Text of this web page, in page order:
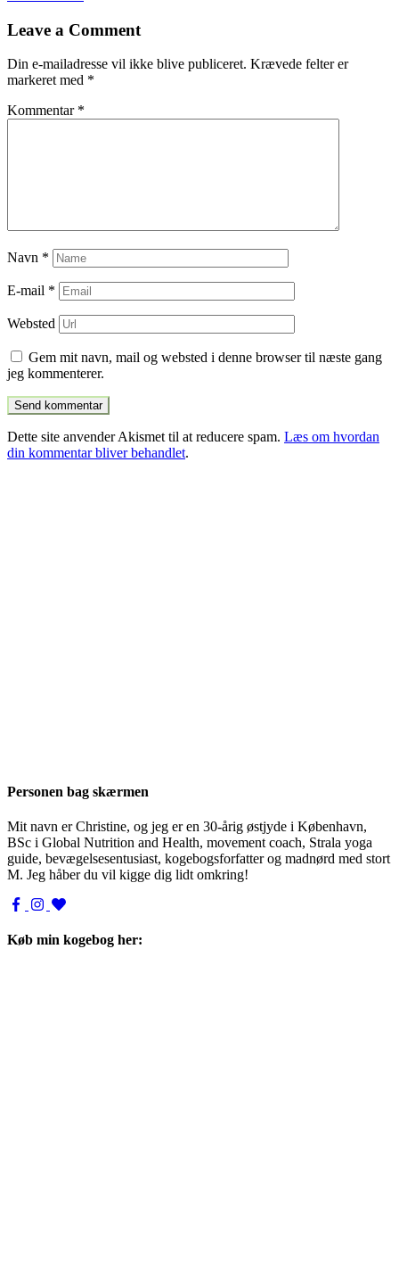
til
Leave a Comment
Din e-mailadresse vil ikke blive publiceret. Krævede felter er
markeret med *
Kommentar *
Navn *
E-mail *
Websted
Gem mit navn, mail og websted i denne browser til næste gang
jeg kommenterer.
Dette site anvender Akismet til at reducere spam. Læs om hvordan
din kommentar bliver behandlet.
Personen bag skærmen
Mit navn er Christine, og jeg er en 30-årig østjyde i København,
BSc i Global Nutrition and Health, movement coach, Strala yoga
guide, bevægelsesentusiast, kogebogsforfatter og madnørd med stort
M. Jeg håber du vil kigge dig lidt omkring!
Køb min kogebog her: